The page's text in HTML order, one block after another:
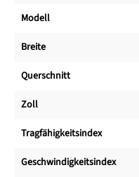
Modell
Breite
Querschnitt
Zoll
Tragfähigkeitsindex
Geschwindigkeitsindex